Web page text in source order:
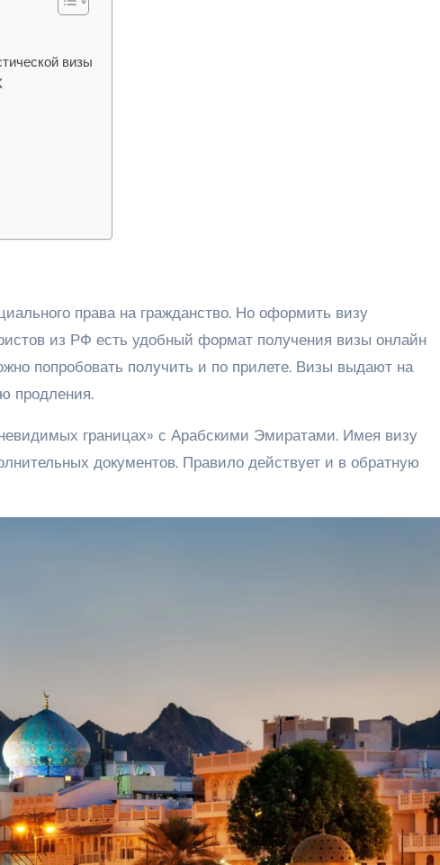
визы
права на гражданство. Но оформить визу
из РФ есть удобный формат получения визы онлайн
попробовать получить и по прилете. Визы выдают на
продления.
границах» с Арабскими Эмиратами. Имея визу
документов. Правило действует и в обратную